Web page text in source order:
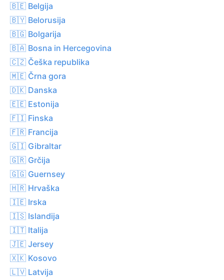
🇧🇪 Belgija
🇧🇾 Belorusija
🇧🇬 Bolgarija
🇧🇦 Bosna in Hercegovina
🇨🇿 Češka republika
🇲🇪 Črna gora
🇩🇰 Danska
🇪🇪 Estonija
🇫🇮 Finska
🇫🇷 Francija
🇬🇮 Gibraltar
🇬🇷 Grčija
🇬🇬 Guernsey
🇭🇷 Hrvaška
🇮🇪 Irska
🇮🇸 Islandija
🇮🇹 Italija
🇯🇪 Jersey
🇽🇰 Kosovo
🇱🇻 Latvija